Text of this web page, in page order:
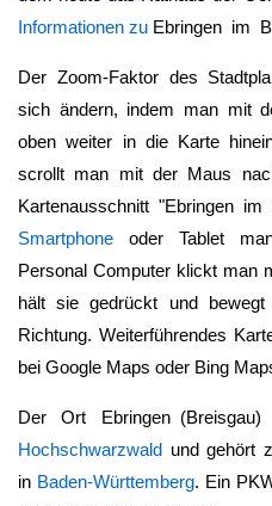
Informationen zu Ebringen im
Der Zoom-Faktor des
sich ändern, indem man mit
oben weiter in die Karte
scrollt man mit der Maus
Kartenausschnitt "Ebringen im
Smartphone oder Tablet
Personal Computer klickt man
hält sie gedrückt und
Richtung. Weiterführendes
bei Google Maps oder Bing
Der Ort Ebringen (Breisgau)
Hochschwarzwald und gehört
in Baden-Württemberg. Ein